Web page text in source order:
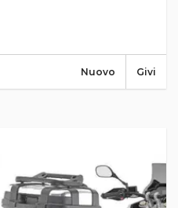
Givi
Nuovo